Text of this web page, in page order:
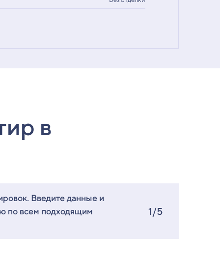
в
Введите данные и
по всем подходящим
1/5